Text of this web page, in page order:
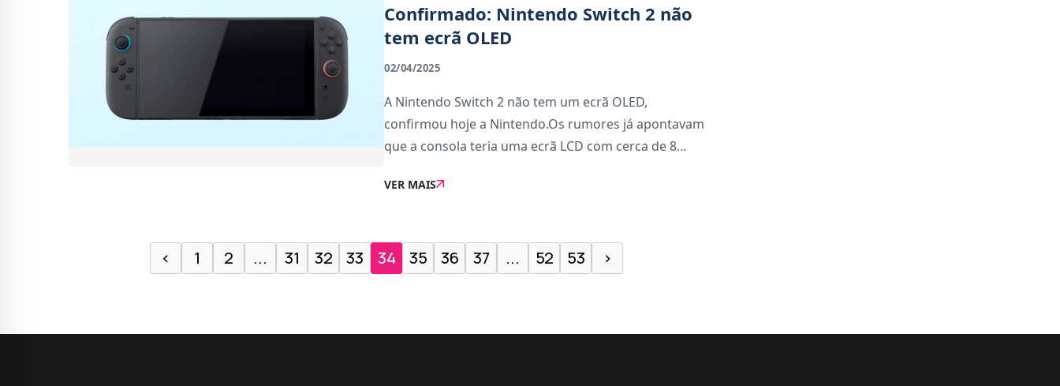
Confirmado: Nintendo Switch 2 não
tem ecrã OLED
02/04/2025
A Nintendo Switch 2 não tem um ecrã OLED,
confirmou hoje a Nintendo.Os rumores já apontavam
que a consola teria uma ecrã LCD com cerca de 8
7,9 polegadas) e isso ficou confirmado na
VER MAIS
‹ 1 2 ... 31 32 33 34 35 36 37 ... 52 53 ›